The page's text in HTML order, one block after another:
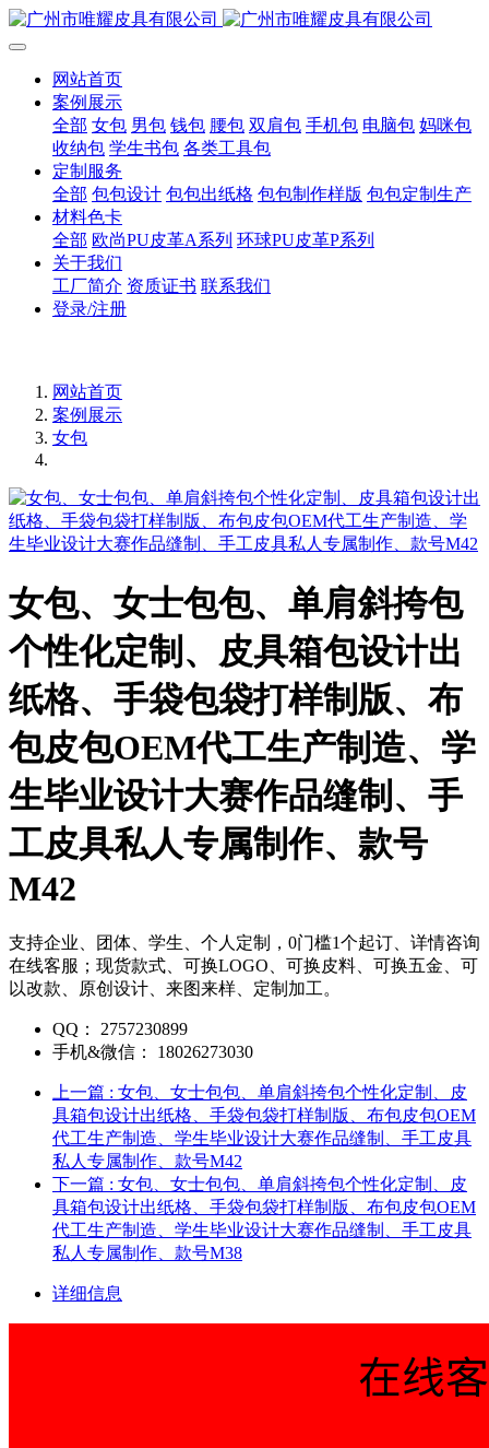
网站首页
案例展示
全部 女包 男包 钱包 腰包 双肩包 手机包 电脑包 妈咪包
收纳包 学生书包 各类工具包
定制服务
全部 包包设计 包包出纸格 包包制作样版 包包定制生产
材料色卡
全部 欧尚PU皮革A系列 环球PU皮革P系列
关于我们
工厂简介 资质证书 联系我们
登录/注册
网站首页
案例展示
女包
女包、女士包包、单肩斜挎包
个性化定制、皮具箱包设计出
纸格、手袋包袋打样制版、布
包皮包OEM代工生产制造、学
生毕业设计大赛作品缝制、手
工皮具私人专属制作、款号
M42
支持企业、团体、学生、个人定制，0门槛1个起订、详情咨询
在线客服；现货款式、可换LOGO、可换皮料、可换五金、可
以改款、原创设计、来图来样、定制加工。
QQ：
2757230899
手机&微信：
18026273030
上一篇 : 女包、女士包包、单肩斜挎包个性化定制、皮
具箱包设计出纸格、手袋包袋打样制版、布包皮包OEM
代工生产制造、学生毕业设计大赛作品缝制、手工皮具
私人专属制作、款号M42
下一篇 : 女包、女士包包、单肩斜挎包个性化定制、皮
具箱包设计出纸格、手袋包袋打样制版、布包皮包OEM
代工生产制造、学生毕业设计大赛作品缝制、手工皮具
私人专属制作、款号M38
详细信息